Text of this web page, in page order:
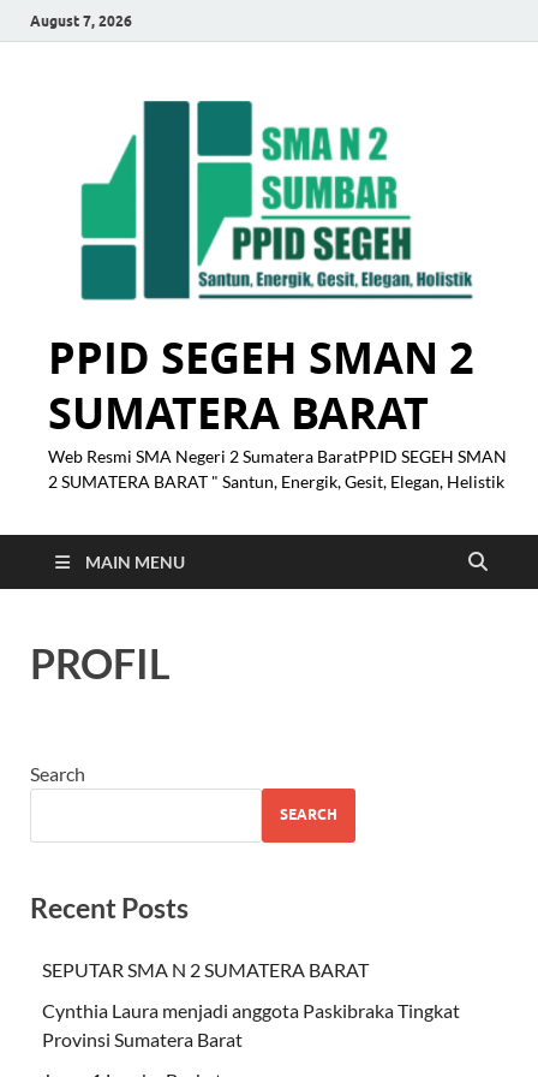
August 7, 2026
PPID SEGEH SMAN 2
SUMATERA BARAT
Web Resmi SMA Negeri 2 Sumatera BaratPPID SEGEH SMAN
2 SUMATERA BARAT " Santun, Energik, Gesit, Elegan, Helistik
MAIN MENU
PROFIL
Search
SEARCH
Recent Posts
SEPUTAR SMA N 2 SUMATERA BARAT
Cynthia Laura menjadi anggota Paskibraka Tingkat
Provinsi Sumatera Barat